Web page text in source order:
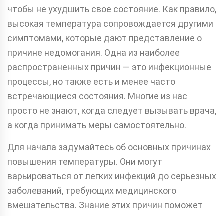
чтобы не ухудшить свое состояние. Как правило,
высокая температура сопровождается другими
симптомами, которые дают представление о
причине недомогания. Одна из наиболее
распространенных причин — это инфекционные
процессы, но также есть и менее часто
встречающиеся состояния. Многие из нас
просто не знают, когда следует вызывать врача,
а когда принимать меры самостоятельно.
Для начала задумайтесь об основных причинах
повышения температуры. Они могут
варьироваться от легких инфекций до серьезных
заболеваний, требующих медицинского
вмешательства. Знание этих причин поможет